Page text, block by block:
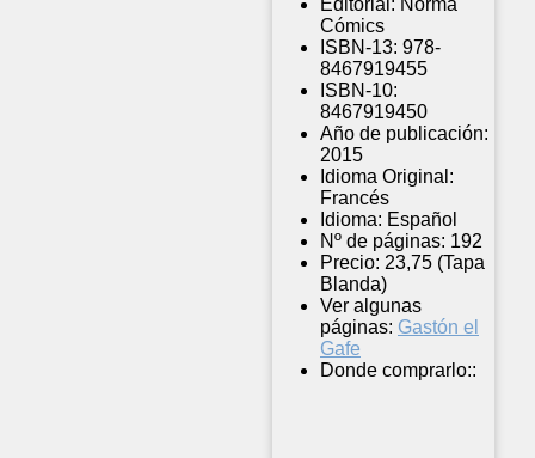
Editorial: Norma
Cómics
ISBN-13: 978-
8467919455
ISBN-10:
8467919450
Año de publicación:
2015
Idioma Original:
Francés
Idioma: Español
Nº de páginas: 192
Precio: 23,75 (Tapa
Blanda)
Ver algunas
páginas: Gastón el
Gafe
Donde comprarlo::